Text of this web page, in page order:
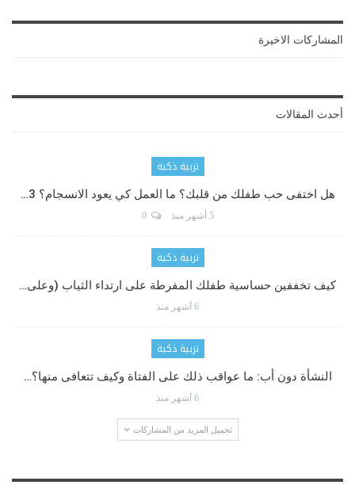
المشاركات الاخيرة
أحدث المقالات
تربية ذكية
هل اختفى حب طفلك من قلبك؟ ما العمل كي يعود الانسجام؟ 3…
5 أشهر منذ 0
تربية ذكية
كيف تخففين حساسية طفلك المفرطة على ارتداء الثياب (وعلى…
6 أشهر منذ
تربية ذكية
النشأة دون أب: ما عواقب ذلك على الفتاة وكيف تتعافى منها؟…
6 أشهر منذ
تحميل المزيد من المشاركات